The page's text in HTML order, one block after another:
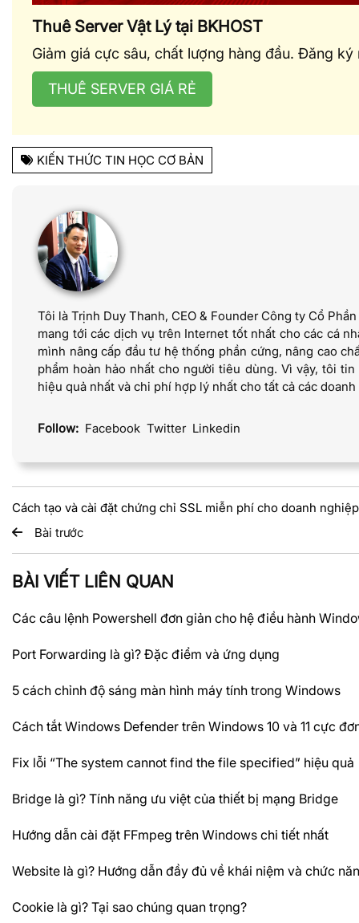
Thuê Server Vật Lý tại BKHOST
Giảm giá cực sâu, chất lượng hàng đầu. Đăng ký
THUÊ SERVER GIÁ RẺ
KIẾN THỨC TIN HỌC CƠ BẢN
Tôi là Trịnh Duy Thanh, CEO & Founder Công ty Cổ
mang tới các dịch vụ trên Internet tốt nhất cho các cá
mình nâng cấp đầu tư hệ thống phần cứng, nâng cao
phẩm hoàn hảo nhất cho người tiêu dùng. Vì vậy, tôi
hiệu quả nhất và chi phí hợp lý nhất cho tất cả các
Follow: Facebook Twitter Linkedin
Cách tạo và cài đặt chứng chỉ SSL miễn phí cho doanh nghiệp
Bài trước
BÀI VIẾT LIÊN QUAN
Các câu lệnh Powershell đơn giản cho hệ điều hành
Port Forwarding là gì? Đặc điểm và ứng dụng
5 cách chỉnh độ sáng màn hình máy tính trong Windows
Cách tắt Windows Defender trên Windows 10 và 11 cực
Fix lỗi “The system cannot find the file specified” hiệu quả
Bridge là gì? Tính năng ưu việt của thiết bị mạng Bridge
Hướng dẫn cài đặt FFmpeg trên Windows chi tiết nhất
Website là gì? Hướng dẫn đầy đủ về khái niệm và chức
Cookie là gì? Tại sao chúng quan trọng?